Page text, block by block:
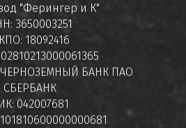
"Ферингер и К"
3650003251
18092416
БАНК ПАО
СБЕРБАНК
042007681